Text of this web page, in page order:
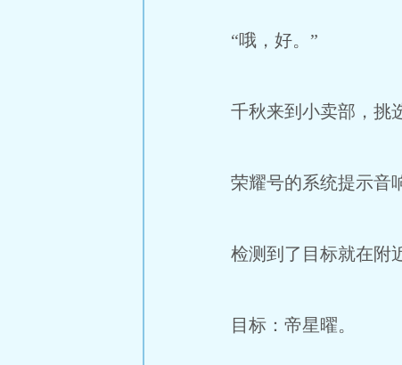
“哦，好。”
千秋来到小卖部，挑
荣耀号的系统提示音
检测到了目标就在附
目标：帝星曜。